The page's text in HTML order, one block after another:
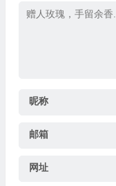
昵称
邮箱
网址